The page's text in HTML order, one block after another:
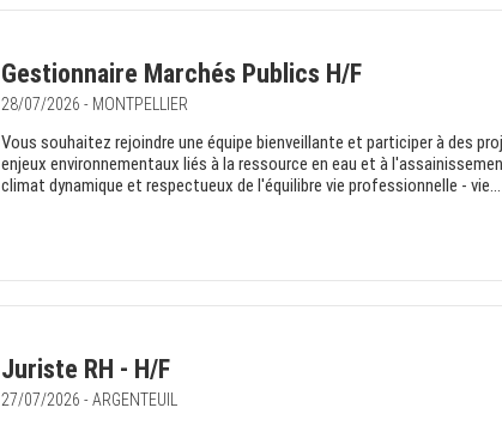
Gestionnaire Marchés Publics H/F
28/07/2026 - MONTPELLIER
Vous souhaitez rejoindre une équipe bienveillante et participer à des
enjeux environnementaux liés à la ressource en eau et à
climat dynamique et respectueux de l'équilibre vie professionnelle - vie...
Juriste RH - H/F
27/07/2026 - ARGENTEUIL